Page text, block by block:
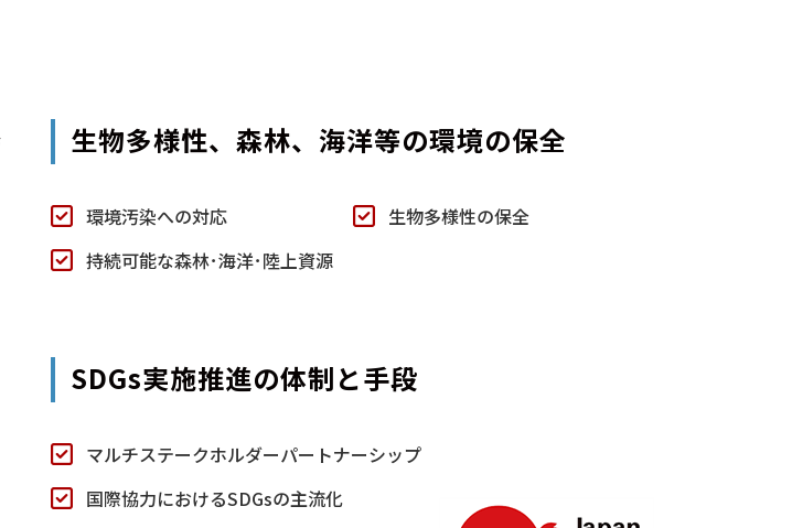
生物多様性、森林、海洋等の環境の保全
環境汚染への対応
生物多様性の保全
持続可能な森林･海洋･陸上資源
SDGs実施推進の体制と手段
マルチステークホルダーパートナーシップ
国際協力におけるSDGsの主流化